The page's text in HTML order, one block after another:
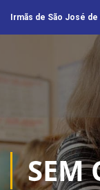
Irmãs de São José
SEM